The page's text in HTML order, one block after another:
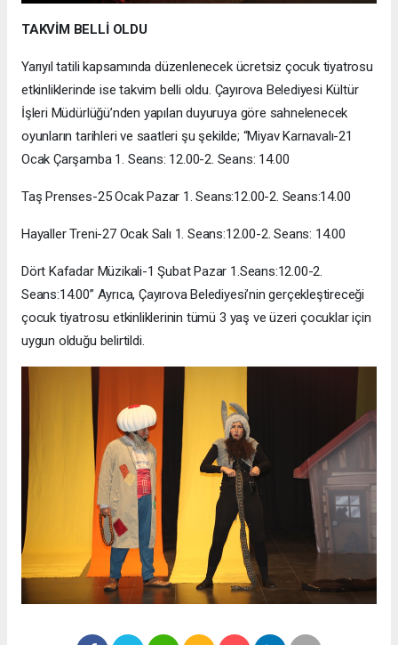
TAKVİM BELLİ OLDU
Yarıyıl tatili kapsamında düzenlenecek ücretsiz çocuk tiyatrosu
etkinliklerinde ise takvim belli oldu. Çayırova Belediyesi Kültür
İşleri Müdürlüğü’nden yapılan duyuruya göre sahnelenecek
oyunların tarihleri ve saatleri şu şekilde; “Miyav Karnavalı-21
Ocak Çarşamba 1. Seans: 12.00-2. Seans: 14.00
Taş Prenses-25 Ocak Pazar 1. Seans:12.00-2. Seans:14.00
Hayaller Treni-27 Ocak Salı 1. Seans:12.00-2. Seans: 14.00
Dört Kafadar Müzikali-1 Şubat Pazar 1.Seans:12.00-2.
Seans:14.00” Ayrıca, Çayırova Belediyesi’nin gerçekleştireceği
çocuk tiyatrosu etkinliklerinin tümü 3 yaş ve üzeri çocuklar için
uygun olduğu belirtildi.